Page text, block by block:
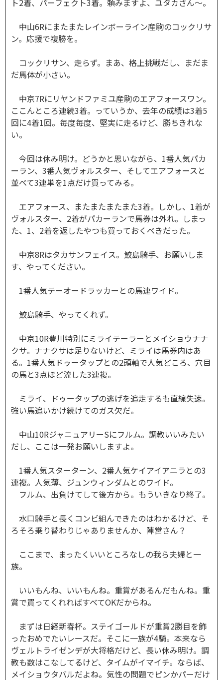
中山6Rにまたまたレインボーライン産駒のコックリサ
ン。応援で複勝を。
コックリサン、走らず。まあ、格上挑戦だし、まだま
だ馬体が小さい。
中京7Rにリヤンドファミユ産駒のエアフォースワン。
ここんところ連続3着。っていうか、去年の成績は3着5
回に4着1回。毎度毎度、堅実に走るけど、勝ちきれな
い。
今回は休み明け。どうかと思いながら、1番人気パカ
ーラン、3番人気ヴォルスター、そしてエアフォースと
並べて3連単を1点だけ買ってみる。
エアフォース、またまたまたまた3着。しかし、1着が
ヴォルスター、2着がパカーランで馬券は外れ。しまっ
た、1、2着を返したやつも買っておくべきだった。
中京8Rはタカサンフェイス。鮫島騎手、お願いしま
す、やってください。
1番人気テーオードラッカーとの馬連ワイド。
鮫島騎手、やってくれず。
中京10R豊川特別にミライテーラーとメイショウナナ
クサ。ナナクサは足りないけど、ミライは馬券内はあ
る。1番人気ドゥータップとの2頭軸で人気どころ、穴目
の馬と3点ほど流した3連複。
ミライ、ドゥータップの逃げを追走するも直線失速。
強い馬追いかけ続けてのガス欠だ。
中山10RジャニュアリーSにフルム。調教いいみたい
だし、ここは一発お願いしますよ。
1番人気スターターン、2番人気ケイアイアニラとの3
連複。人気薄、ジュンウィンダムとのワイド。
フルム、出負けてして後方から。もういきなり終了。
水口騎手と長くコンビ組んできたのはわかるけど、そ
ろそろ乗り替わりじゃありませんか、陣営さん？
ここまで、まったくいいところなしの我ら夫婦と一
族。
いいもんね、いいもんね。重賞があるんだもんね。重
賞で買ってくれればすべてOKだからね。
まずは日経新春杯。ステイゴールドが重賞2勝目を飾
ったおめでたいレースだ。そこに一族が4騎。本来なら
ヴェルトライゼンデが大将格だけど、長い休み明け。調
教も数はこなしてるけど、タイムがイマイチ。ならば、
メイショウタバルだよね。気性の問題でピンかパーだけ